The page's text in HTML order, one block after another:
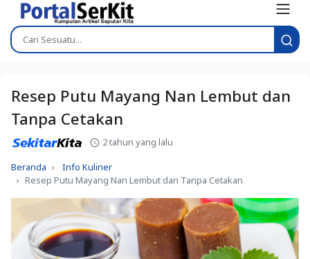
Resep Putu Mayang Nan Lembut dan
Tanpa Cetakan
2 tahun yang lalu
Beranda
Info Kuliner
Resep Putu Mayang Nan Lembut dan Tanpa Cetakan